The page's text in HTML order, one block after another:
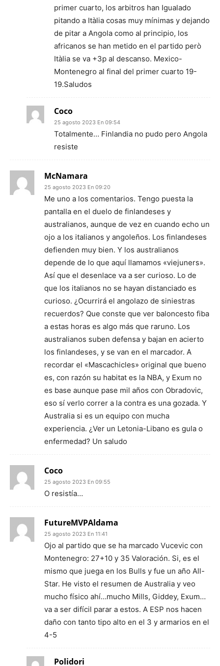
primer cuarto, los arbitros han Igualado
pitando a Itàlia cosas muy mínimas y dejando
de pitar a Angola como al principio, los
africanos se han metido en el partido però
Itàlia se va +3p al descanso. Mexico-
Montenegro al final del primer cuarto 19-
19.Saludos
Coco
25 agosto 2023 En 09:54
Totalmente… Finlandia no pudo pero Angola
resiste
McNamara
25 agosto 2023 En 09:20
Me uno a los comentarios. Tengo puesta la
pantalla en el duelo de finlandeses y
australianos, aunque de vez en cuando echo un
ojo a los italianos y angoleños. Los finlandeses
defienden muy bien. Y los australianos
depende de lo que aquí llamamos «viejuners».
Así que el desenlace va a ser curioso. Lo de
que los italianos no se hayan distanciado es
curioso. ¿Ocurrirá el angolazo de siniestras
recuerdos? Que conste que ver baloncesto fiba
a estas horas es algo más que raruno. Los
australianos suben defensa y bajan en acierto
los finlandeses, y se van en el marcador. A
recordar el «Mascachicles» original que bueno
es, con razón su habitat es la NBA, y Exum no
es base aunque pase mil años con Obradovic,
eso sí verlo correr a la contra es una gozada. Y
Australia si es un equipo con mucha
experiencia. ¿Ver un Letonia-Libano es gula o
enfermedad? Un saludo
Coco
25 agosto 2023 En 09:55
O resistía…
FutureMVPAldama
25 agosto 2023 En 11:41
Ojo al partido que se ha marcado Vucevic con
Montenegro: 27+10 y 35 Valoración. Si, es el
mismo que juega en los Bulls y fue un año All-
Star. He visto el resumen de Australia y veo
mucho físico ahí…mucho Mills, Giddey, Exum…
va a ser difícil parar a estos. A ESP nos hacen
daño con tanto tipo alto en el 3 y armarios en el
4-5
Polidori